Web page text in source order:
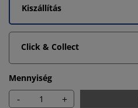
Kiszállítás
Click & Collect
Mennyiség
- +